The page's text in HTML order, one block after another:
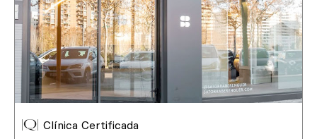
Clínica Certificada